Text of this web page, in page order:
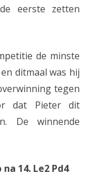
i
a
r
eerste zetten
de minste
ditmaal was hij
tegen
dat Pieter dit
De winnende
14. Le2 Pd4